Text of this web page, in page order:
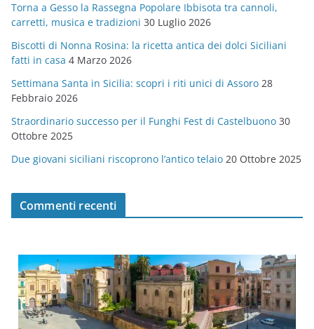
o
r
i
e
Torna a Gesso la Rassegna Popolare Ibbisota tra cannoli,
carretti, musica e tradizioni 30 Luglio 2026
Biscotti di Nonna Rosina: la ricetta antica dei dolci Siciliani
fatti in casa 4 Marzo 2026
Settimana Santa in Sicilia: scopri i riti unici di Assoro 28
Febbraio 2026
Straordinario successo per il Funghi Fest di Castelbuono 30
Ottobre 2025
Due giovani siciliani riscoprono l’antico telaio 20 Ottobre 2025
Commenti recenti